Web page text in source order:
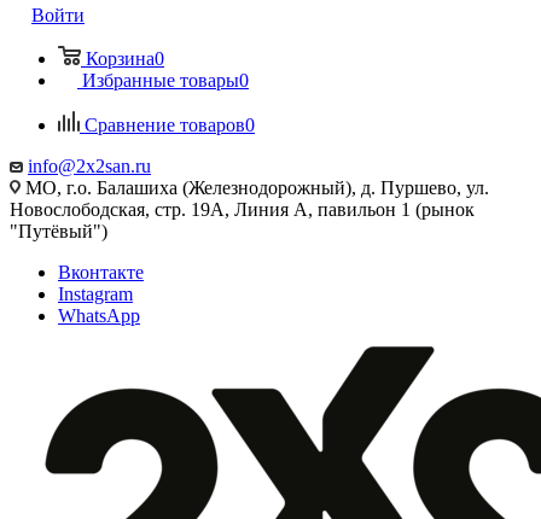
Войти
Корзина0
Избранные товары0
Сравнение товаров0
info@2x2san.ru
МО, г.о. Балашиха (Железнодорожный), д. Пуршево, ул.
Новослободская, стр. 19А, Линия А, павильон 1 (рынок
"Путёвый")
Вконтакте
Instagram
WhatsApp